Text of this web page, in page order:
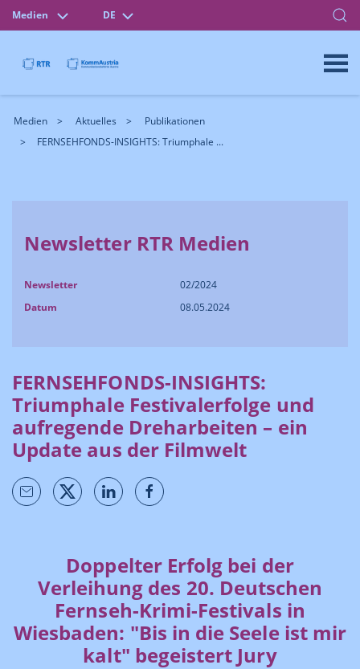
Medien DE
Medien Aktuelles
Publikationen
FERNSEHFONDS-INSIGHTS: Triumphale ...
Newsletter RTR Medien
Newsletter
02/2024
Datum
08.05.2024
FERNSEHFONDS-INSIGHTS:
Triumphale Festivalerfolge und
aufregende Dreharbeiten – ein
Update aus der Filmwelt
Doppelter Erfolg bei der
Verleihung des 20. Deutschen
Fernseh-Krimi-Festivals in
Wiesbaden: "Bis in die Seele ist mir
kalt" begeistert Jury